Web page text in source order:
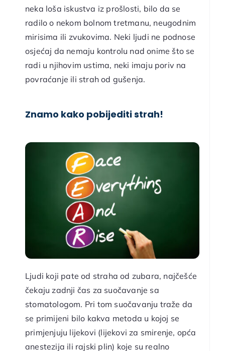
neka loša iskustva iz prošlosti, bilo da se
radilo o nekom bolnom tretmanu, neugodnim
mirisima ili zvukovima. Neki ljudi ne podnose
osjećaj da nemaju kontrolu nad onime što se
radi u njihovim ustima, neki imaju poriv na
povraćanje ili strah od gušenja.
Znamo kako pobijediti strah!
Ljudi koji pate od straha od zubara, najčešće
čekaju zadnji čas za suočavanje sa
stomatologom. Pri tom suočavanju traže da
se primijeni bilo kakva metoda u kojoj se
primjenjuju lijekovi (lijekovi za smirenje, opća
anestezija ili rajski plin) koje su realno